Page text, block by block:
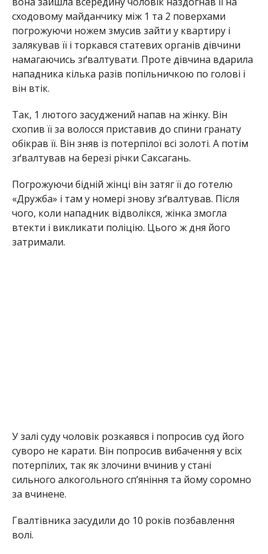
сходовому майданчику між 1 та 2 поверхами
погрожуючи ножем змусив зайти у квартиру і
залякував її і торкався статевих органів дівчини
намагаючись зґвалтувати. Проте дівчина вдарила
нападника кілька разів попільничкою по голові і
він втік.
Так, 1 лютого засуджений напав на жінку. Він
схопив її за волосся приставив до спини гранату
обікрав її. Він зняв із потерпілої всі золоті. А потім
зґвалтував на березі річки Саксагань.
Погрожуючи бідній жінці він затяг її до готелю
«Дружба» і там у номері знову зґвалтував. Після
чого, коли нападник відволікся, жінка змогла
втекти і викликати поліцію. Цього ж дня його
затримали.
У залі суду чоловік розкаявся і попросив суд його
суворо не карати. Він попросив вибачення у всіх
потерпілих, так як злочини вчинив у стані
сильного алкогольного сп’яніння та йому соромно
за вчинене.
Гвалтівника засудили до 10 років позбавлення
волі.